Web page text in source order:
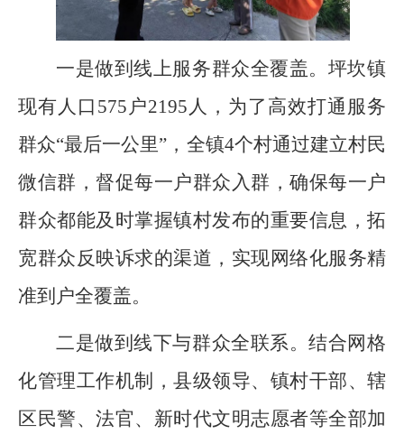
一是做到线上服务群众全覆盖。坪坎镇
现有人口575户2195人，为了高效打通服务
群众“最后一公里”，全镇4个村通过建立村民
微信群，督促每一户群众入群，确保每一户
群众都能及时掌握镇村发布的重要信息，拓
宽群众反映诉求的渠道，实现网络化服务精
准到户全覆盖。
二是做到线下与群众全联系。结合网格
化管理工作机制，县级领导、镇村干部、辖
区民警、法官、新时代文明志愿者等全部加